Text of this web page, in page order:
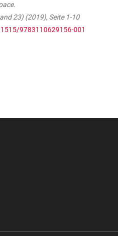
23) (2019), Seite 1-10
9783110629156-001